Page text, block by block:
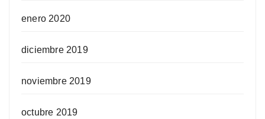
enero 2020
diciembre 2019
noviembre 2019
octubre 2019